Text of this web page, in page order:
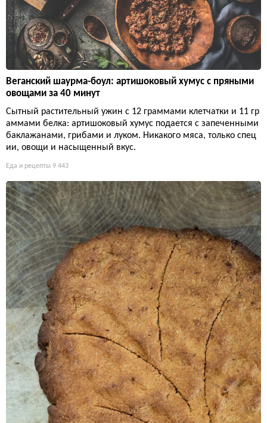
Веганский шаурма-боул: артишоковый хумус с пряными
овощами за 40 минут
Сытный растительный ужин с 12 граммами клетчатки и 11 гр
аммами белка: артишоковый хумус подается с запеченными
баклажанами, грибами и луком. Никакого мяса, только спец
ии, овощи и насыщенный вкус.
Еда и рецепты 9 443